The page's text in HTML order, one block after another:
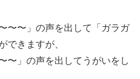
〜〜」の声を出して「ガラガ
できますが、
〜」の声を出してうがいをし